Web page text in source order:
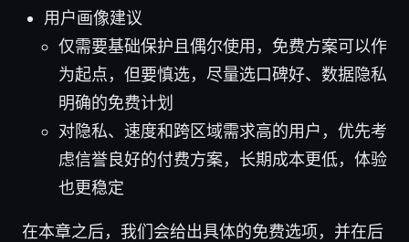
用户画像建议
仅需要基础保护且偶尔使用，免费方案可以作
为起点，但要慎选，尽量选口碑好、数据隐私
明确的免费计划
对隐私、速度和跨区域需求高的用户，优先考
虑信誉良好的付费方案，长期成本更低，体验
也更稳定
在本章之后，我们会给出具体的免费选项，并在后